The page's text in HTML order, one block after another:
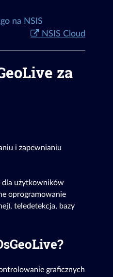
na NSIS
NSIS Cloud
za
i zapewnianiu
dla użytkowników
oprogramowanie
teledetekcja, bazy
graficznych